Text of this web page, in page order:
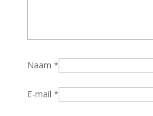
Naam *
E-mail *